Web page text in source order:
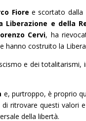
Fiore e scortato dalla
e della
Cervi, ha
hanno costruito la
e dei totalitarismi,
e, purtroppo, è proprio
ritrovare questi valori
della libertà.